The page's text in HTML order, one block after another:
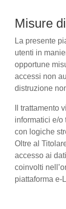
Misure
La presente
utenti in
opportune
accessi non
distruzione
Il trattamento
informatici e/o
con logiche
Oltre al
accesso ai
coinvolti
piattaforma e-